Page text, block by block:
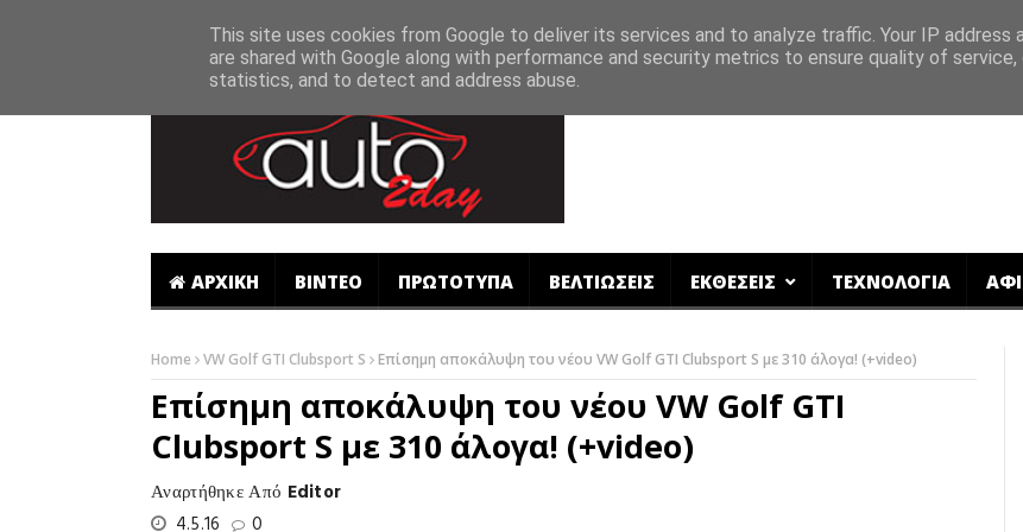
ΑΡΧΙΚΗ ΒΙΝΤΕΟ ΠΡΩΤΟΤΥΠΑ ΒΕΛΤΙΩΣΕΙΣ ΕΚΘΕΣΕΙΣ ΤΕΧΝΟΛΟΓΙΑ
Home VW Golf GTI Clubsport S Επίσημη αποκάλυψη του νέου VW Golf GTI Clubsport S με 310 άλογα! (+video)
Επίσημη αποκάλυψη του νέου VW Golf GTI
Clubsport S με 310 άλογα! (+video)
Αναρτήθηκε Από Editor
4.5.16
0
This site uses cookies from Google to deliver its services and to analyze traffic. Your IP address
are shared with Google along with performance and security metrics to ensure quality of service,
statistics, and to detect and address abuse.